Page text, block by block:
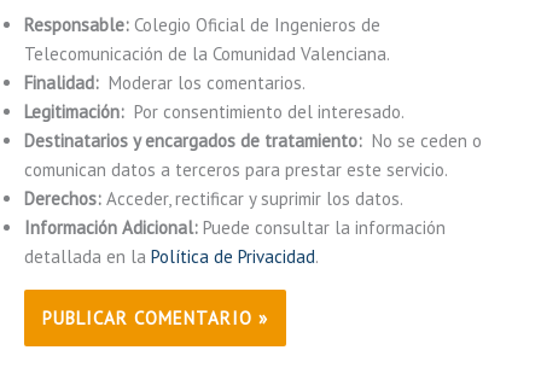
Responsable: Colegio Oficial de Ingenieros de
Telecomunicación de la Comunidad Valenciana.
Finalidad: Moderar los comentarios.
Legitimación: Por consentimiento del interesado.
Destinatarios y encargados de tratamiento: No se ceden o
comunican datos a terceros para prestar este servicio.
Derechos: Acceder, rectificar y suprimir los datos.
Información Adicional: Puede consultar la información
detallada en la Política de Privacidad.